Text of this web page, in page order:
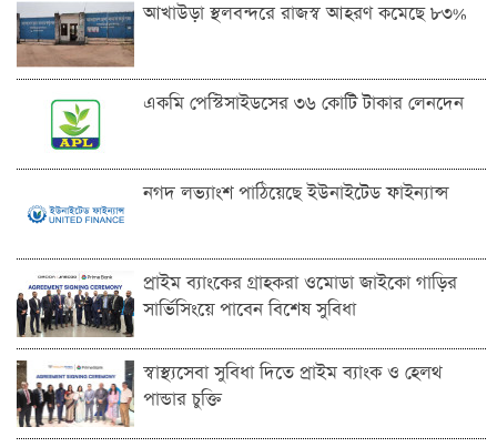
আখাউড়া স্থলবন্দরে রাজস্ব আহরণ কমেছে ৮৩%
একমি পেস্টিসাইডসের ৩৬ কোটি টাকার লেনদেন
নগদ লভ্যাংশ পাঠিয়েছে ইউনাইটেড ফাইন্যান্স
প্রাইম ব্যাংকের গ্রাহকরা ওমোডা জাইকো গাড়ির
সার্ভিসিংয়ে পাবেন বিশেষ সুবিধা
স্বাস্থ্যসেবা সুবিধা দিতে প্রাইম ব্যাংক ও হেলথ
পান্ডার চুক্তি